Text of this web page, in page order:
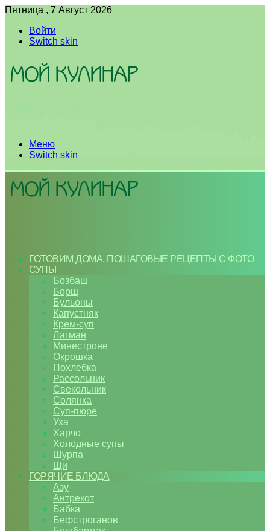
Пятница , 7 Август 2026
Войти
Switch skin
Меню
Switch skin
ГОТОВИМ ДОМА. ПОШАГОВЫЕ РЕЦЕПТЫ С ФОТО
СУПЫ
Бозбаш
Борщ
Бульоны
Капустняк
Крем-суп
Лагман
Минестроне
Окрошка
Похлебка
Рассольник
Свекольник
Солянка
Суп-пюре
Уха
Харчо
Холодные супы
Шурпа
Щи
ГОРЯЧИЕ БЛЮДА
Азу
Антрекот
Бабка
Бефстроганов